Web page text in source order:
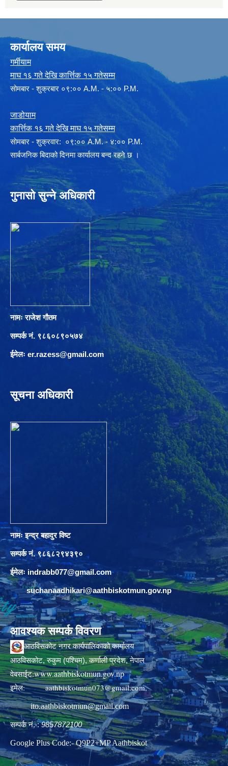
कार्यालय समय
गर्मीयाम
माघ १६ गते देखि कार्त्तिक १५ गतेसम्म
सोमबार - शुक्रबार ०९:०० A.M. - ५:०० P.M.
जाडोयाम
कार्त्तिक १६ गते देखि माघ १५ गतेसम्म
साेमबार - शुक्रवार: ०९:०० A.M. - ४:०० P.M.
सार्बजनिक बिदाको दिनमा कार्यालय बन्द रहने छ ।
गुनासो सुन्ने अधिकारी
नामः राजेश गौतम
सम्पर्क नं. ९८६०८९०५७४
ईमेलः er.razess@gmail.com
सूचना अधिकारी
नामः इन्द्र बहादुर विष्ट
सम्पर्क नं. ९८६८२९४३९०
ईमेलः indrabb077@gmail.com
suchanaadhikari@aathbiskotmun.gov.np
आवश्यक सम्पर्क विवरण
आठविसकोट नगर कार्यपालिकाको कार्यालय
आठविसकोट, रुकुम (पश्चिम), कर्णाली प्रदेश, नेपाल
वेबसाईट:www.aathbiskotmun.gov.np
इमेल:aathbiskotmun073@gmail.com,
ito.aathbiskotmun@gmail.com
सम्पर्क नं. :9857872100
Google Plus Code:- Q9P2+MP Aathbiskot